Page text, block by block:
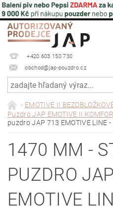
+420 603 150 730
obchod@jap-pouzdro.cz
EMOTIVE II
Puzdro JAP EMOTIVE II
puzdro JAP 713 EMOTIVE LINE -
1470 MM -
PUZDRO
EMOTIVE